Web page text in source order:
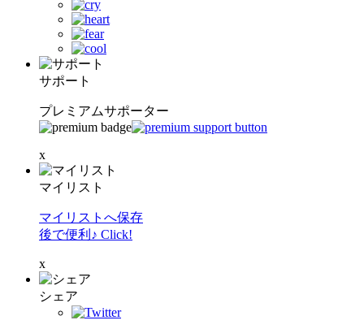
サポート
プレミアムサポーター
x
マイリスト
マイリストへ保存
後で便利♪ Click!
x
シェア